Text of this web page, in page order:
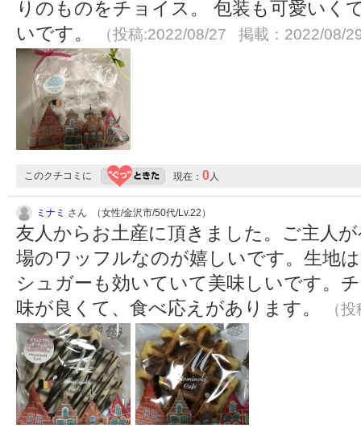
りのものをチョイス。 包装も可愛いく
いです。
（投稿:2022/08/27 掲載：2022/08/
このクチコミに 現在： 0人
ミナミ さん （女性/金沢市/50代/Lv.22）
友人からお土産に頂きました。ご主人
場のワッフルなのが嬉しいです。生地
シュガーも効いていて美味しいです。
味が良くて、食べ応えがあります。
（